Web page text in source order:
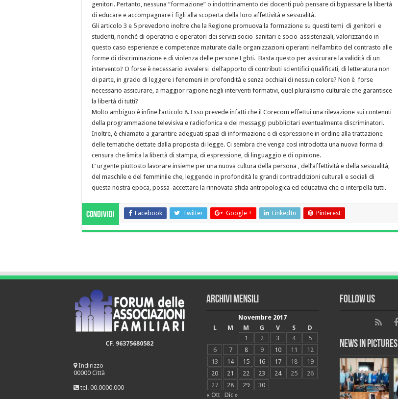
genitori. Pertanto, nessuna “formazione” o indottrinamento dei docenti può pensare di bypassare la libertà
di educare e accompagnare i figli alla scoperta della loro affettività e sessualità.
Gli articolo 3 e 5 prevedono inoltre che la Regione promuova la formazione su questi temi di genitori e
studenti, nonché di operatrici e operatori dei servizi socio-sanitari e socio-assistenziali, valorizzando in
questo caso esperienze e competenze maturate dalle organizzazioni operanti nell’ambito del contrasto alle
forme di discriminazione e di violenza delle persone Lgbti. Basta questo per assicurare la validità di un
intervento? O forse è necessario avvalersi dell’apporto di contributi scientifici qualificati, di letteratura non
di parte, in grado di leggere i fenomeni in profondità e senza occhiali di nessun colore? Non è forse
necessario assicurare, a maggior ragione negli interventi formativi, quel pluralismo culturale che garantisce
la libertà di tutti?
Molto ambiguo è infine l’articolo 8. Esso prevede infatti che il Corecom effettui una rilevazione sui contenuti
della programmazione televisiva e radiofonica e dei messaggi pubblicitari eventualmente discriminatori.
Inoltre, è chiamato a garantire adeguati spazi di informazione e di espressione in ordine alla trattazione
delle tematiche dettate dalla proposta di legge. Ci sembra che venga così introdotta una nuova forma di
censura che limita la libertà di stampa, di espressione, di linguaggio e di opinione.
E’ urgente piuttosto lavorare insieme per una nuova cultura della persona , dell’affettività e della sessualità,
del maschile e del femminile che, leggendo in profondità le grandi contraddizioni culturali e sociali di
questa nostra epoca, possa accettare la rinnovata sfida antropologica ed educativa che ci interpella tutti.
Condividi Facebook Twitter Google + LinkedIn Pinterest
CF. 96375680582
Indirizzo
00000 Città
tel. 00.0000.000
Archivi mensili
Novembre 2017
L
M M G V S
D
1
2 3 4
5
6
7 8 9 10 11
12
13
14 15 16 17 18
19
20
21 22 23 24 25
26
27
28 29
30
« Ott
Dic »
Follow Us
News in Pictures